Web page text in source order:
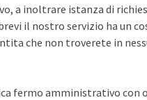
a inoltrare istanza di
il nostro servizio ha un
che non troverete in
fermo amministrativo con